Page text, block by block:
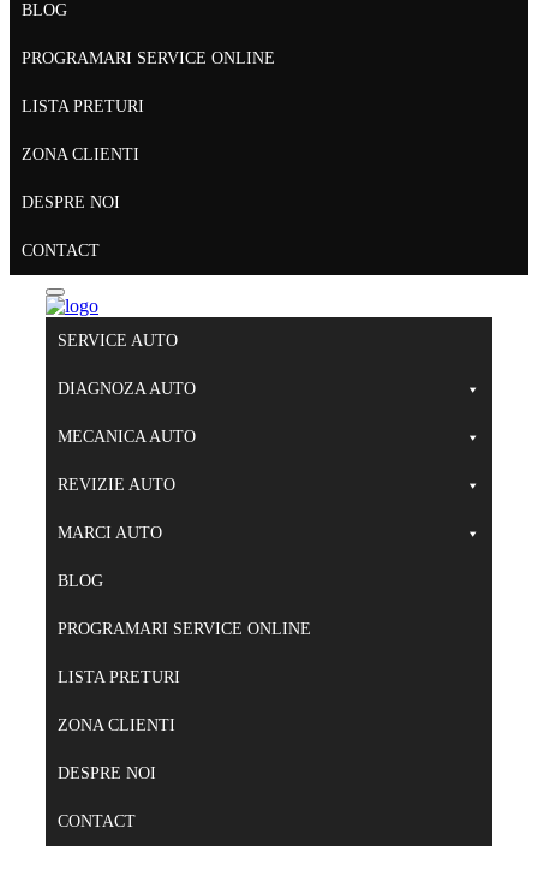
BLOG
PROGRAMARI SERVICE ONLINE
LISTA PRETURI
ZONA CLIENTI
DESPRE NOI
CONTACT
SERVICE AUTO
DIAGNOZA AUTO
MECANICA AUTO
REVIZIE AUTO
MARCI AUTO
BLOG
PROGRAMARI SERVICE ONLINE
LISTA PRETURI
ZONA CLIENTI
DESPRE NOI
CONTACT